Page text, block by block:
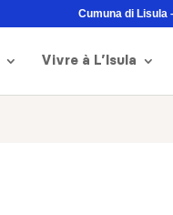
Cumuna di Lisula
Vivre à L’Isula